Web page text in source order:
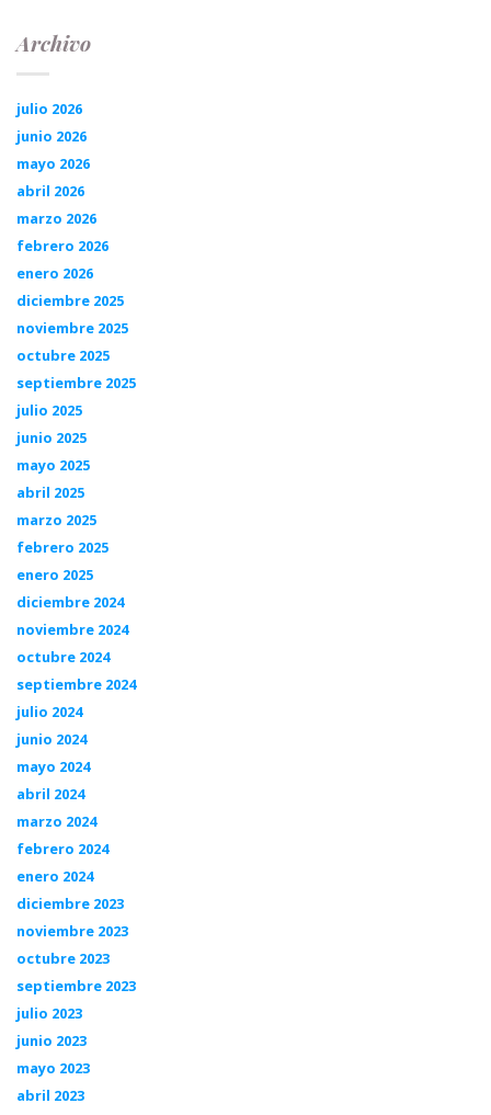
Archivo
julio 2026
junio 2026
mayo 2026
abril 2026
marzo 2026
febrero 2026
enero 2026
diciembre 2025
noviembre 2025
octubre 2025
septiembre 2025
julio 2025
junio 2025
mayo 2025
abril 2025
marzo 2025
febrero 2025
enero 2025
diciembre 2024
noviembre 2024
octubre 2024
septiembre 2024
julio 2024
junio 2024
mayo 2024
abril 2024
marzo 2024
febrero 2024
enero 2024
diciembre 2023
noviembre 2023
octubre 2023
septiembre 2023
julio 2023
junio 2023
mayo 2023
abril 2023